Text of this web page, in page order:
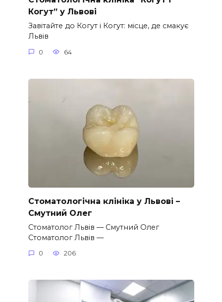
Когут” у Львові
Завітайте до Когут і Когут: місце, де смакує
Львів
0 64
Стоматологічна клініка у Львові –
Смутний Олег
Стоматолог Львів — Смутний Олег
Стоматолог Львів —
0 206